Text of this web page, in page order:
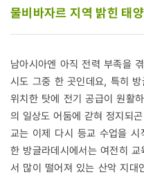
물비바자르 지역 밝힌 태
남아시아엔 아직 전력 부족을
시도 그중 한 곳인데요, 특히
위치한 탓에 전기 공급이 원활
의 일상도 어둠에 갇혀 정지되
교는 이제 다시 등교 수업을 시
한 방글라데시에서는 여전히
서 많이 떨어져 있는 산악 지대